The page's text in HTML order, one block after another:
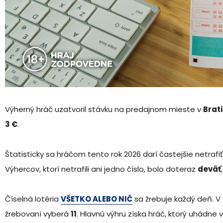
Výherný hráč uzatvoril stávku na predajnom mieste v
3 €.
Štatisticky sa hráčom tento rok 2026 darí častejšie
Výhercov, ktorí netrafili ani jedno číslo, bolo doteraz deväť
Číselná lotéria VŠETKO ALEBO NIČsa žrebuje každý deň.
žrebovaní vyberá 11. Hlavnú výhru získa hráč, ktorý uhádne